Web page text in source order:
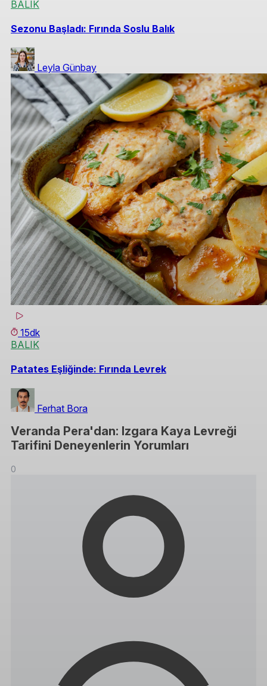
BALIK
Sezonu Başladı: Fırında Soslu Balık
Leyla Günbay
15dk
BALIK
Patates Eşliğinde: Fırında Levrek
Ferhat Bora
Veranda Pera'dan: Izgara Kaya Levreği
Tarifini Deneyenlerin Yorumları
0